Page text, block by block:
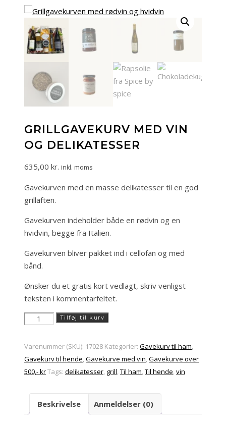
GRILLGAVEKURV MED VIN
OG DELIKATESSER
635,00 kr. inkl. moms
Gavekurven med en masse delikatesser til en god
grillaften.
Gavekurven indeholder både en rødvin og en
hvidvin, begge fra Italien.
Gavekurven bliver pakket ind i cellofan og med
bånd.
Ønsker du et gratis kort vedlagt, skriv venligst
teksten i kommentarfeltet.
Grillgavekurv
vin
og
delikatesser
Tilføj til kurv
Varenummer (SKU): 17028 Kategorier: Gavekurv til ham,
Gavekurv til hende,Gavekurve med vin,Gavekurve over
500,- krTags: delikatesser, grill,Til ham,Til hende,vin
Beskrivelse Anmeldelser (0)